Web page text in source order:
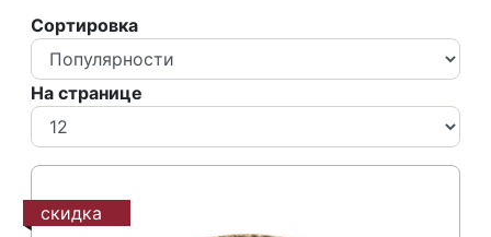
Сортировка
На странице
скидка